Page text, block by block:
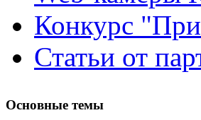
Конкурс
Статьи от
Основные темы